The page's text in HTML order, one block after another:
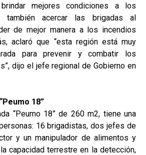
mejores condiciones a los
también acercar las brigadas al
de mejor manera a los incendios
aclaró que “esta región está muy
para prevenir y combatir los
dijo el jefe regional de Gobierno en
18”
“Peumo 18” de 260 m2, tiene una
16 brigadistas, dos jefes de
y un manipulador de alimentos y
capacidad terrestre en la detección,